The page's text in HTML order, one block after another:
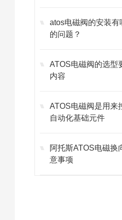
atos电磁阀的安装有
的问题？
ATOS电磁阀的选型
内容
ATOS电磁阀是用来
自动化基础元件
阿托斯ATOS电磁换
意事项